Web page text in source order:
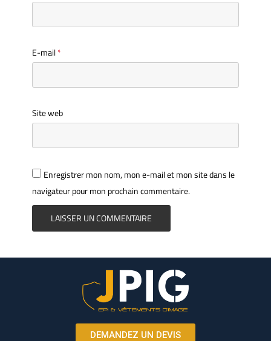
E-mail*
Site web
Enregistrer mon nom, mon e-mail et mon site dans le
navigateur pour mon prochain commentaire.
DEMANDEZ UN DEVIS